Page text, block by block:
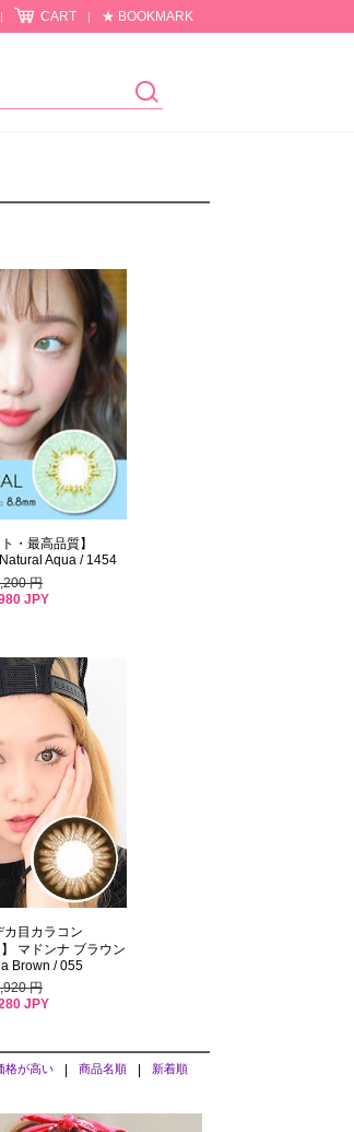
| CART | ★ BOOKMARK
・最高品質】
Aqua / 1454
円
JPY
カ目カラコン
】 マドンナ ブラウン
Brown / 055
円
JPY
格が高い 商品名順 新着順